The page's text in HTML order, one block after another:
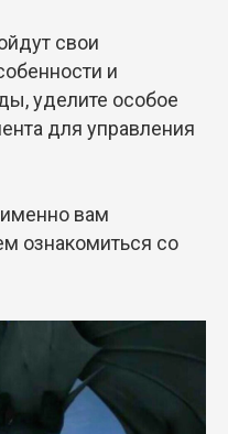
свои
и
уделите особое
для управления
вам
ознакомиться со